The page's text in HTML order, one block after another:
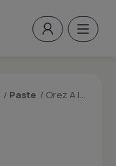
/ Paste / Orez A la Cubana